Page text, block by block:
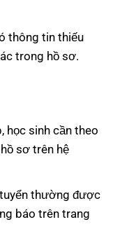
thông tin thiếu
trong hồ sơ.
học sinh cần theo
sơ trên hệ
thường được
báo trên trang